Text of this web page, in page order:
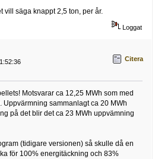
vill säga knappt 2,5 ton, per år.
Loggat
Citera
Motsvarar ca 12,25 MWh som med
sammanlagt ca 20 MWh
på det blir det ca 23 MWh uppvämning
(tidigare versionen) så skulle då en
för 100% energitäckning och 83%